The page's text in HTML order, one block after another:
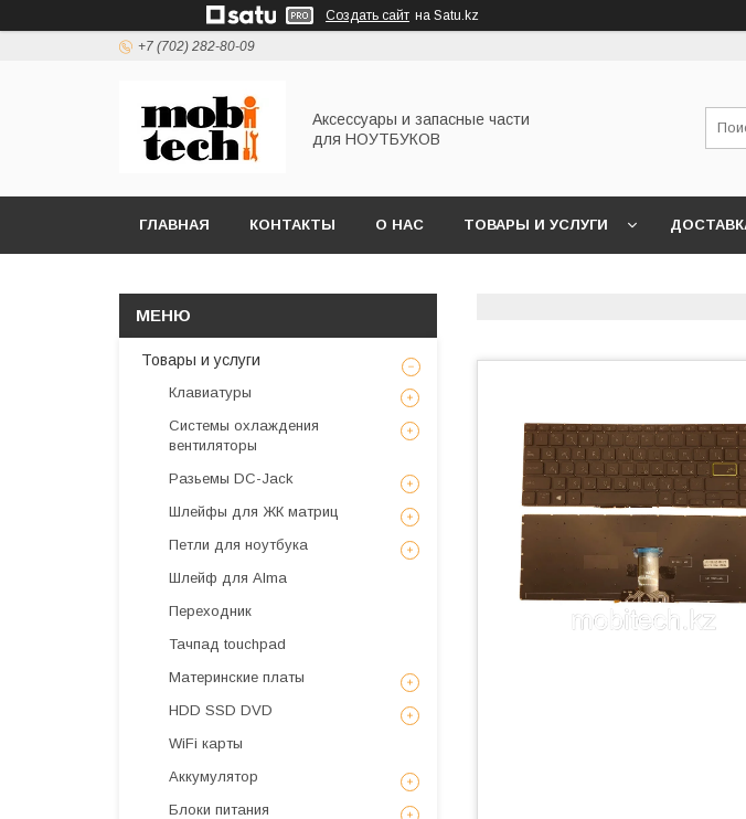
Создать сайт на Satu.kz
+7 (702) 282-80-09
Аксессуары и запасные части
для НОУТБУКОВ
ГЛАВНАЯ КОНТАКТЫ О НАС ТОВАРЫ И УСЛУГИ
Товары и услуги
Клавиатуры
Системы охлаждения
вентиляторы
Разьемы DC-Jack
Шлейфы для ЖК матриц
Петли для ноутбука
Шлейф для Alma
Переходник
Тачпад touchpad
Материнские платы
HDD SSD DVD
WiFi карты
Аккумулятор
Блоки питания